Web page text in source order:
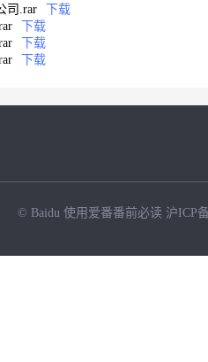
司.rar
下载
下载
下载
下载
© Baidu 使用爱番番前必读 沪ICP